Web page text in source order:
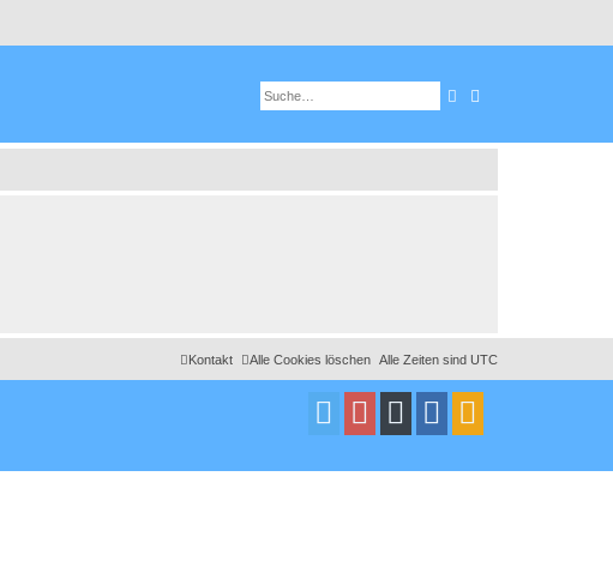
Suche
Alle Zeiten sind UTC
Alle Cookies löschen
Kontakt